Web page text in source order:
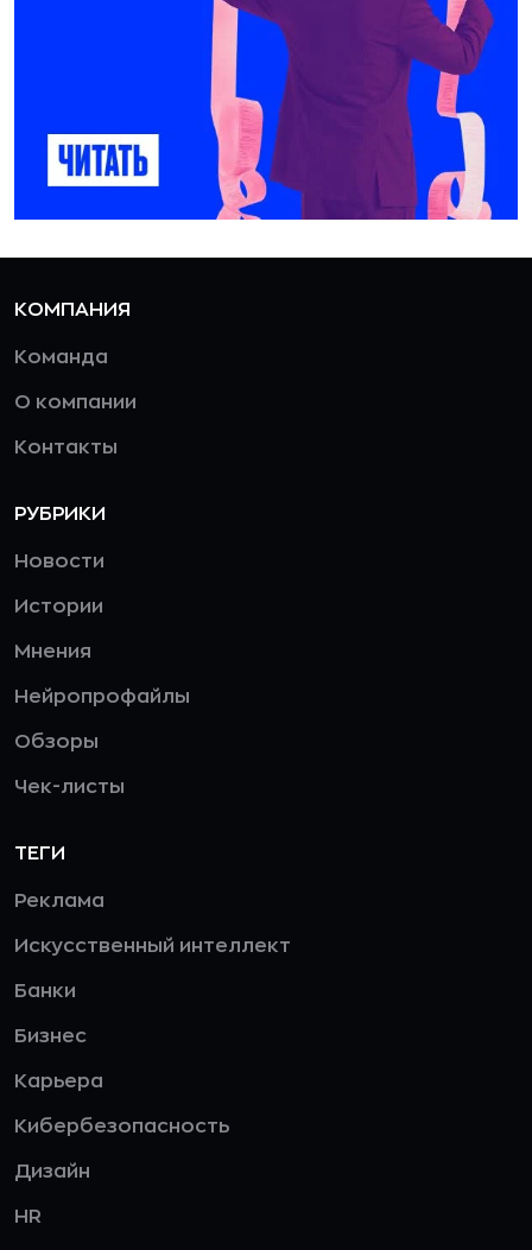
КОМПАНИЯ
Команда
О компании
Контакты
РУБРИКИ
Новости
Истории
Мнения
Нейропрофайлы
Обзоры
Чек-листы
ТЕГИ
Реклама
Искусственный интеллект
Банки
Бизнес
Карьера
Кибербезопасность
Дизайн
HR